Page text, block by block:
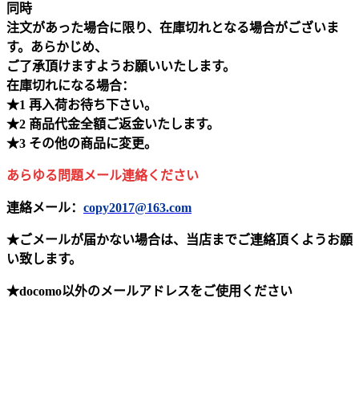
同時
注文があった場合に限り、在庫切れとなる場合がございま
す。あらかじめ、
ご了承頂けますようお願いいたします。
在庫切れになる場合：
★1 再入荷お待ち下さい。
★2 商品代金全額ご返金いたします。
★3 その他の商品に変更。
あらゆる問題メール連絡ください
連絡メール： copy2017@163.com
★ごメールが届かない場合は、当店までご連絡頂くようお願
い致します。
★docomo以外のメールアドレスをご使用ください